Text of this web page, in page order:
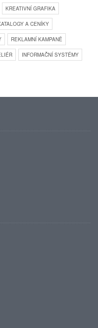
KREATIVNÍ GRAFIKA
A CENÍKY
REKLAMNÍ KAMPANĚ
INFORMAČNÍ SYSTÉMY